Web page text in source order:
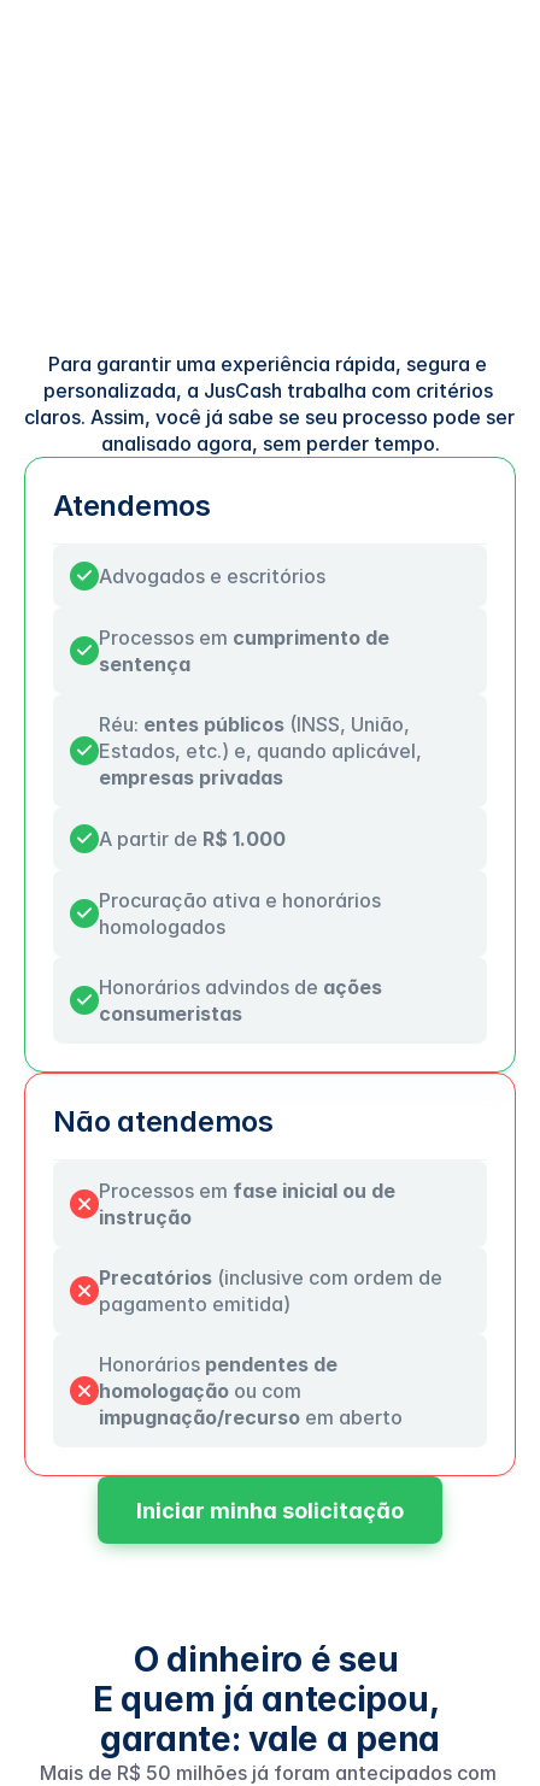
Para garantir uma experiência rápida, segura e
personalizada, a JusCash trabalha com critérios
claros. Assim, você já sabe se seu processo pode ser
analisado agora, sem perder tempo.
Atendemos
Advogados e escritórios
Processos em cumprimento de
sentença
Réu: entes públicos (INSS, União,
empresas privadas
A partir de R$ 1.000
Procuração ativa e honorários
homologados
Honorários advindos de ações
consumeristas
Não atendemos
Processos em fase inicial ou de
instrução
Precatórios (inclusive com ordem de
pagamento emitida)
Honorários pendentes de
homologação
impugnação/recurso em aberto
Iniciar minha solicitação
O dinheiro é seu
E quem já antecipou,
garante: vale a pena
Mais de R$ 50 milhões já foram antecipados com